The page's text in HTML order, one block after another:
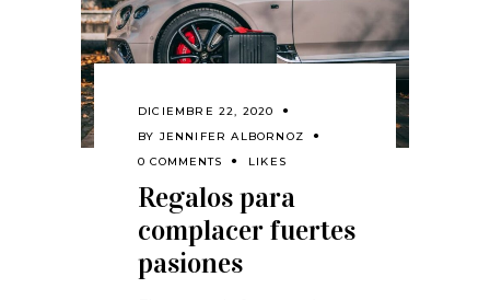
DICIEMBRE 22, 2020
BY JENNIFER ALBORNOZ
0 COMMENTS
LIKES
Regalos para
complacer fuertes
pasiones